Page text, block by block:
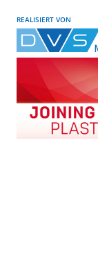
REALISIERT VON